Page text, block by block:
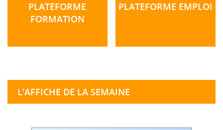
PLATEFORME
FORMATION
PLATEFORME EMPLOI
L'AFFICHE DE LA SEMAINE